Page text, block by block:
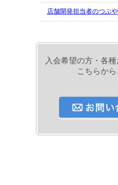
店舗開発担当者のつぶ
入会希望の方・各
こちらか